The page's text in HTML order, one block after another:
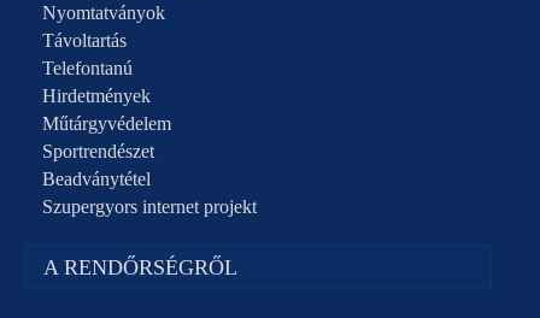
Nyomtatványok
Távoltartás
Telefontanú
Hirdetmények
Műtárgyvédelem
Sportrendészet
Beadványtétel
Szupergyors internet projekt
A RENDŐRSÉGRŐL